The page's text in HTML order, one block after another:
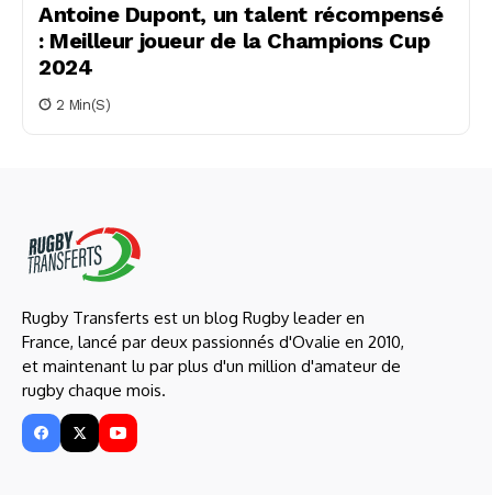
Antoine Dupont, un talent récompensé
: Meilleur joueur de la Champions Cup
2024
2 Min(s)
Rugby Transferts est un blog Rugby leader en
France, lancé par deux passionnés d'Ovalie en 2010,
et maintenant lu par plus d'un million d'amateur de
rugby chaque mois.